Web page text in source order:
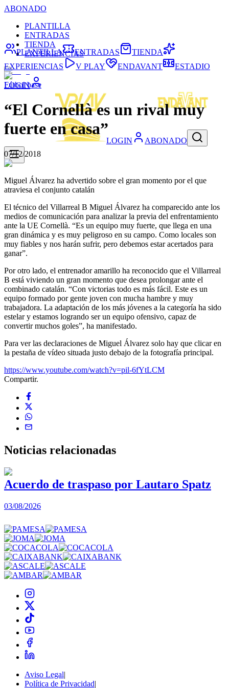
ABONADO
PLANTILLA
ENTRADAS
TIENDA
EXPERIENCIAS
LOGIN
LOGIN ABONADO
PLANTILLA ENTRADAS
TIENDA
EXPERIENCIAS
V PLAY ENDAVANT ESTADIO
Fútbol base
“El Cornellà es un rival muy
fuerte en casa”
07/12/2018
Miguel Álvarez ha advertido sobre el gran momento por el que
atraviesa el conjunto catalán
El técnico del Villarreal B Miguel Álvarez ha comparecido ante los
medios de comunicación para analizar la previa del enfrentamiento
ante la UE Cornellà. “Es un equipo muy fuerte, que llega en una
gran dinámica y es muy peligroso en su campo. Como locales son
muy fiables y nos harán sufrir, pero debemos estar acertados para
ganar”.
Por otro lado, el entrenador amarillo ha reconocido que el Villarreal
B está viviendo un gran momento que desea prolongar ante el
combinado catalán. “Con victorias todo es más fácil. Este es un
equipo formado por gente joven con mucha hambre y muy
trabajadora. La adaptación de los más jóvenes a la categoría ha sido
estelar y estamos logrando ser un equipo ofensivo, capaz de
convertir muchos goles”, ha manifestado.
Para ver las declaraciones de Miguel Álvarez solo hay que clicar en
la pestaña de vídeo situada justo debajo de la fotografía principal.
https://www.youtube.com/watch?v=pil-6fYtLCM
Compartir.
Noticias relacionadas
Acuerdo de traspaso por Lautaro Spatz
03/08/2026
Aviso Legal|
Política de Privacidad|